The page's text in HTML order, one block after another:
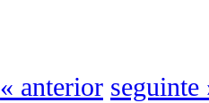
« anterior seguinte